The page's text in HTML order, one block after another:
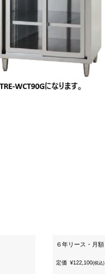
６年リース・月額
定価 ¥122,100(税込)